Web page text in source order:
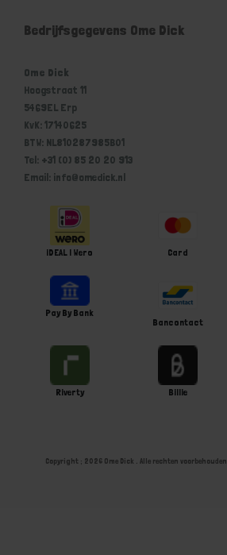
Bedrijfsgegevens Ome Dick
Ome Dick
Hoogstraat 11
5469EL Erp
KvK: 17140625
BTW: NL810287985B01
Tel: +31 (0) 85 20 20 913
Email: info@omedick.nl
iDEAL | Wero Card
Pay By Bank
Bancontact
Riverty Billie
Copyright ; 2026 Ome Dick . Alle rechten voorbehouden